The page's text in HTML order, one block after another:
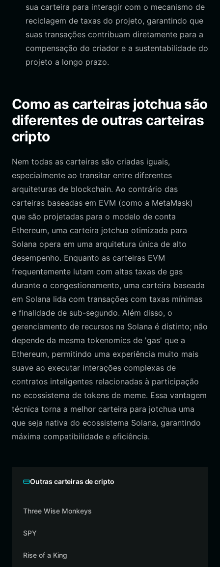
sua carteira para interagir com o mecanismo de
reciclagem de taxas do projeto, garantindo que
suas transações contribuam diretamente para a
compensação do criador e a sustentabilidade do
projeto a longo prazo.
Como as carteiras jotchua são
diferentes de outras carteiras
cripto
Nem todas as carteiras são criadas iguais,
especialmente ao transitar entre diferentes
arquiteturas de blockchain. Ao contrário das
carteiras baseadas em EVM (como a MetaMask)
que são projetadas para o modelo de conta
Ethereum, uma carteira jotchua otimizada para
Solana opera em uma arquitetura única de alto
desempenho. Enquanto as carteiras EVM
frequentemente lutam com altas taxas de gas
durante o congestionamento, uma carteira baseada
em Solana lida com transações com taxas mínimas
e finalidade de sub-segundo. Além disso, o
gerenciamento de recursos na Solana é distinto; não
depende da mesma tokenomics de 'gas' que a
Ethereum, permitindo uma experiência muito mais
suave ao executar interações complexas de
contratos inteligentes relacionadas à participação
no ecossistema de tokens de meme. Essa vantagem
técnica torna a melhor carteira para jotchua uma
que seja nativa do ecossistema Solana, garantindo
máxima compatibilidade e eficiência.
Outras carteiras de cripto
Three Wise Monkeys
SPY
Rise of a King